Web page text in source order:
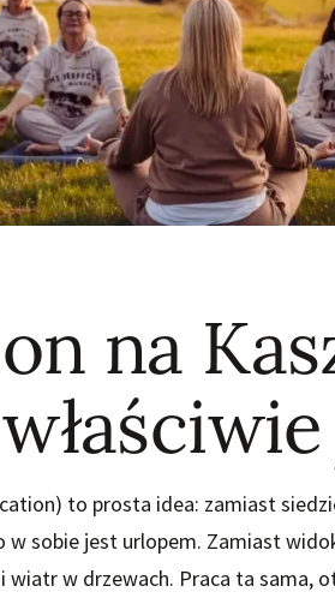
na
to prosta idea: zamiast
w sobie jest urlopem. Zamiast
wiatr w drzewach. Praca ta sama,